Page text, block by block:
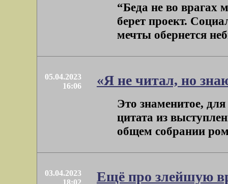
“Беда не во врагах
берет проект.
мечты обернется
05.04.2023
16:06
«Я не читал, но
Это знаменитое,
цитата из
общем собрании
03.04.2023
Ещё про злейшую